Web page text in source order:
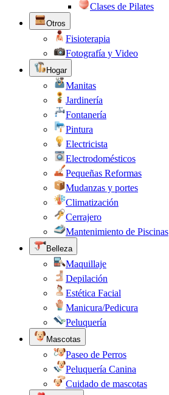
Clases de Pilates
Otros
Fisioterapia
Fotografía y Video
Hogar
Manitas
Jardinería
Fontanería
Pintura
Electricista
Electrodomésticos
Pequeñas Reformas
Mudanzas y portes
Climatización
Cerrajero
Mantenimiento de Piscinas
Belleza
Maquillaje
Depilación
Estética Facial
Manicura/Pedicura
Peluquería
Mascotas
Paseo de Perros
Peluquería Canina
Cuidado de mascotas